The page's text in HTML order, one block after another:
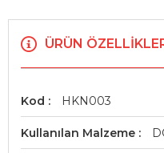
ÜRÜN
Kod HKN003
Kullanılan Malzeme